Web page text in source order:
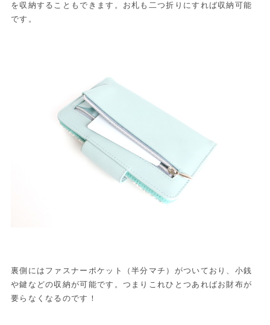
を収納することもできます。お札も二つ折りにすれば収納可能
です。
裏側にはファスナーポケット（半分マチ）がついており、小銭
や鍵などの収納が可能です。つまりこれひとつあればお財布が
要らなくなるのです！